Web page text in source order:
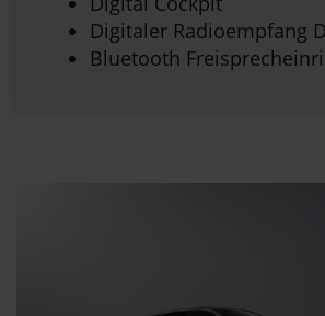
Digitaler Radioempfang
Bluetooth